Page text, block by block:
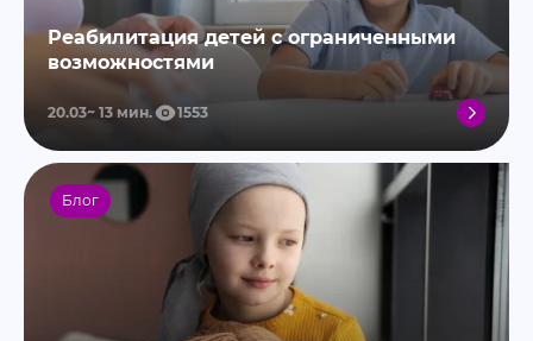
Реабилитация детей с ограниченными
возможностями
20.03 13 мин. 1553
Блог